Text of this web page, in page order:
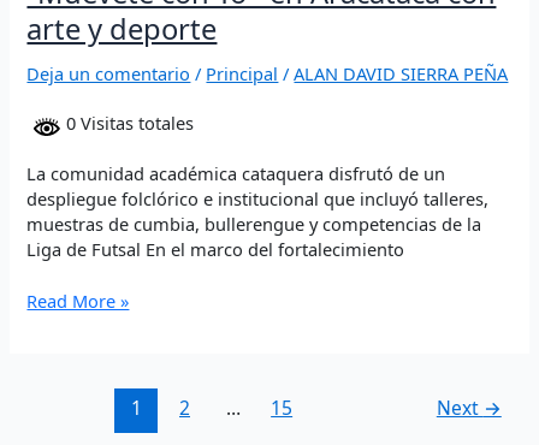
arte y deporte
Deja un comentario / Principal /ALAN DAVID SIERRA PEÑA
0 Visitas totales
La comunidad académica cataquera disfrutó de un
despliegue folclórico e institucional que incluyó talleres,
muestras de cumbia, bullerengue y competencias de la
Liga de Futsal En el marco del fortalecimiento
Read More »
1 2 … 15 Next →